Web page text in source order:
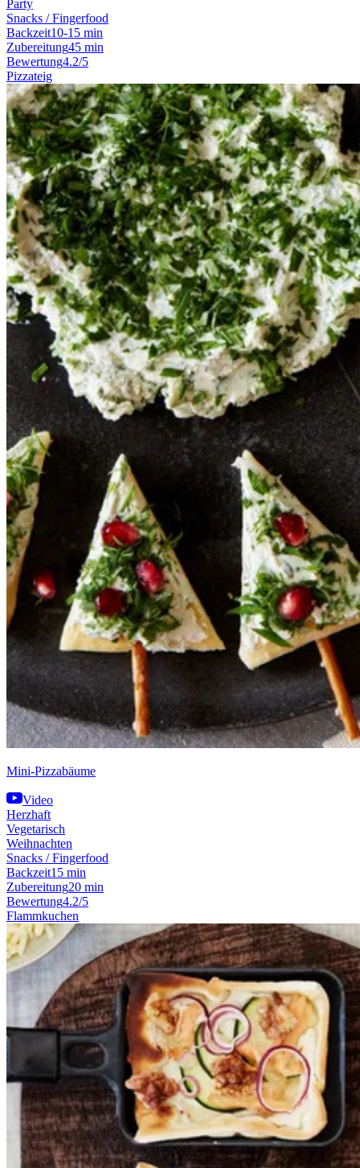
Party
Snacks / Fingerfood
Backzeit10-15 min
Zubereitung45 min
Bewertung4.2/5
Pizzateig
Mini-Pizzabäume
Video
Herzhaft
Vegetarisch
Weihnachten
Snacks / Fingerfood
Backzeit15 min
Zubereitung20 min
Bewertung4.2/5
Flammkuchen